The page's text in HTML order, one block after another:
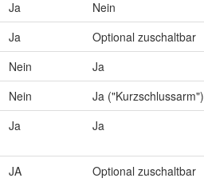
Ja Nein
Ja Optional zuschaltbar
Nein Ja
Nein Ja ("Kurzschlussarm")
Ja Ja
JA Optional zuschaltbar